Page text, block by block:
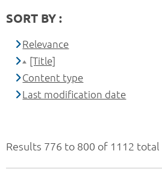
Results 776 to 800 of 1112 total
SORT BY :
Relevance
[Title]
Content type
Last modification date